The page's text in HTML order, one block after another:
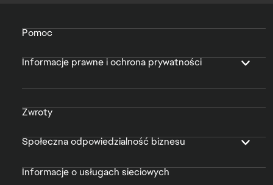
Pomoc
Informacje prawne i ochrona prywatności
Zwroty
Społeczna odpowiedzialność biznesu
Informacje o usługach sieciowych